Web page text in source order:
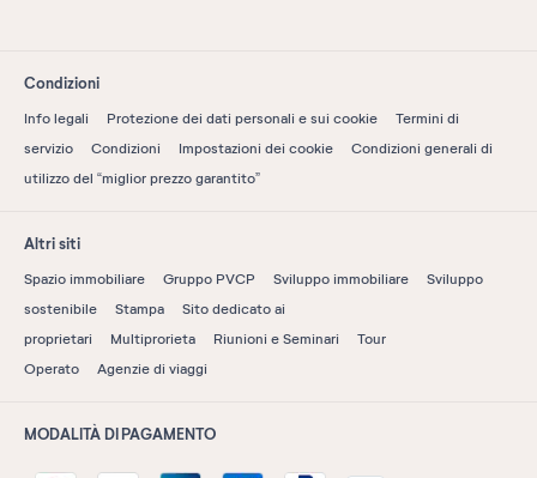
Condizioni
Info legali Protezione dei dati personali e sui cookie
Termini di
servizio
Condizioni Impostazioni dei cookie
Condizioni generali di
utilizzo del “miglior prezzo garantito”
Altri siti
Spazio immobiliare Gruppo PVCP Sviluppo immobiliare
Sviluppo
sostenibile
Stampa
Sito dedicato ai
proprietari
Multiprorieta Riunioni e Seminari
Tour
Operato
Agenzie di viaggi
MODALITÀ DI PAGAMENTO